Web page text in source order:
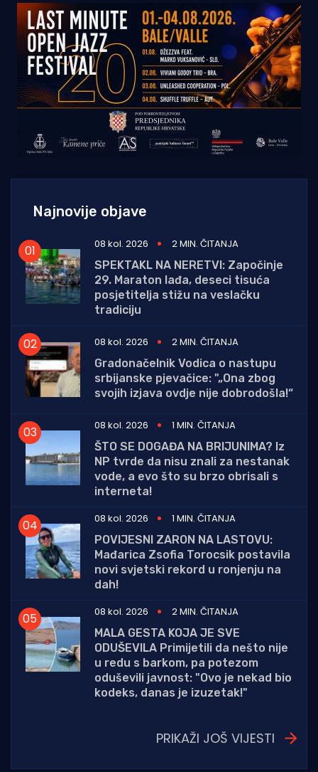
Najnovije objave
08 kol. 2026
2 MIN. ČITANJA
SPEKTAKL NA NERETVI: Započinje
29. Maraton lađa, deseci tisuća
posjetitelja stižu na veslačku
tradiciju
08 kol. 2026
2 MIN. ČITANJA
Gradonačelnik Vodica o nastupu
srbijanske pjevačice: "„Ona zbog
svojih izjava ovdje nije dobrodošla!“
08 kol. 2026
1 MIN. ČITANJA
ŠTO SE DOGAĐA NA BRIJUNIMA? Iz
NP tvrde da nisu znali za nestanak
vode, a evo što su brzo obrisali s
interneta!
08 kol. 2026
1 MIN. ČITANJA
POVIJESNI ZARON NA LASTOVU:
Mađarica Zsofia Torocsik postavila
novi svjetski rekord u ronjenju na
dah!
08 kol. 2026
2 MIN. ČITANJA
MALA GESTA KOJA JE SVE
ODUŠEVILA Primijetili da nešto nije
u redu s barkom, pa potezom
oduševili javnost: "Ovo je nekad bio
kodeks, danas je izuzetak!"
PRIKAŽI JOŠ VIJESTI